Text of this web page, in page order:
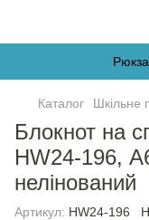
Каталог Шкільне
Блокнот на
HW24-196,
нелінований
Артикул: HW24-196